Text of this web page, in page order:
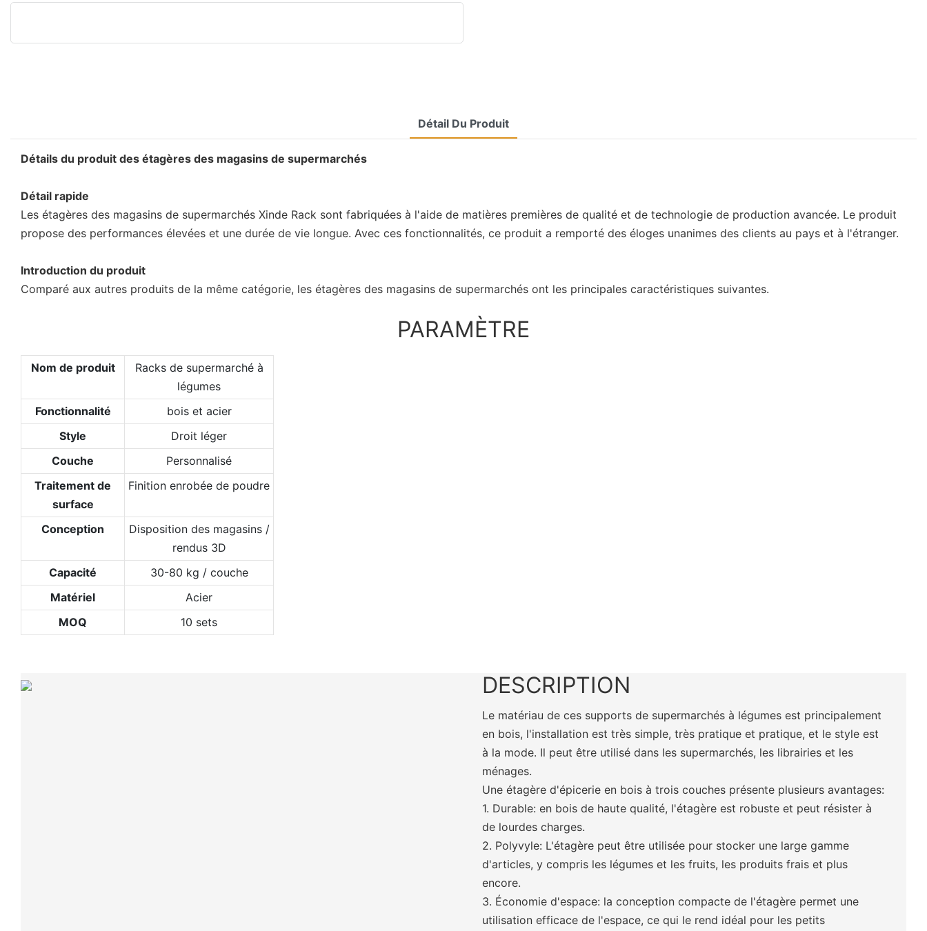
Détail Du Produit
Détails du produit des étagères des magasins de supermarchés
Détail rapide
Les étagères des magasins de supermarchés Xinde Rack sont fabriquées à l'aide de matières premières de qualité et de technologie de production avancée. Le produit
propose des performances élevées et une durée de vie longue. Avec ces fonctionnalités, ce produit a remporté des éloges unanimes des clients au pays et à l'étranger.
Introduction du produit
Comparé aux autres produits de la même catégorie, les étagères des magasins de supermarchés ont les principales caractéristiques suivantes.
PARAMÈTRE
Nom de produit
Racks de supermarché à
légumes
Fonctionnalité
bois et acier
Style
Droit léger
Couche
Personnalisé
Traitement de
surface
Finition enrobée de poudre
Conception
Disposition des magasins /
rendus 3D
Capacité
30-80 kg / couche
Matériel
Acier
MOQ
10 sets
DESCRIPTION
Le matériau de ces supports de supermarchés à légumes est principalement
en bois, l'installation est très simple, très pratique et pratique, et le style est
à la mode. Il peut être utilisé dans les supermarchés, les librairies et les
ménages.
Une étagère d'épicerie en bois à trois couches présente plusieurs avantages:
1. Durable: en bois de haute qualité, l'étagère est robuste et peut résister à
de lourdes charges.
2. Polyvyle: L'étagère peut être utilisée pour stocker une large gamme
d'articles, y compris les légumes et les fruits, les produits frais et plus
encore.
3. Économie d'espace: la conception compacte de l'étagère permet une
utilisation efficace de l'espace, ce qui le rend idéal pour les petits